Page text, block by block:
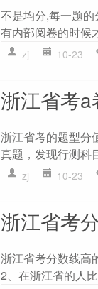
不是均分,每一题
有内部阅卷的时候
zj 10-23
浙江省考
浙江省考的题型分
真题，发现行测科
zj 10-23
浙江省考
浙江省考分数线高
2、在浙江省的人